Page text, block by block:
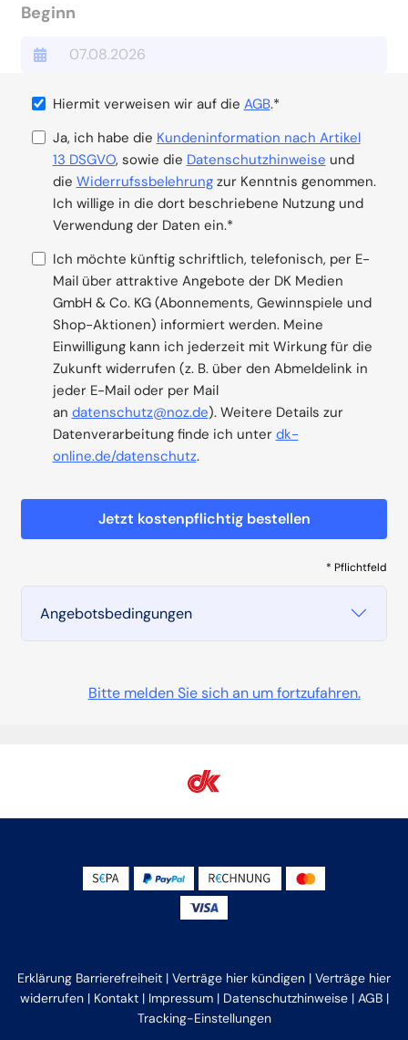
Beginn
Hiermit verweisen wir auf die AGB.*
Ja, ich habe die Kundeninformation nach Artikel
13 DSGVO, sowie die Datenschutzhinweise und
die Widerrufssbelehrungzur Kenntnis genommen.
Ich willige in die dort beschriebene Nutzung und
Verwendung der Daten ein.*
Ich möchte künftig schriftlich, telefonisch, per E-
Mail über attraktive Angebote der DK Medien
GmbH & Co. KG (Abonnements, Gewinnspiele und
Shop-Aktionen) informiert werden. Meine
Einwilligung kann ich jederzeit mit Wirkung für die
Zukunft widerrufen (z. B. über den Abmeldelink in
jeder E-Mail oder per Mail
an datenschutz@noz.de). Weitere Details zur
Datenverarbeitung finde ich unter dk-
online.de/datenschutz.
Jetzt kostenpflichtig bestellen
* Pflichtfeld
Angebotsbedingungen
Bitte melden Sie sich an um fortzufahren.
Erklärung Barrierefreiheit | Verträge hier kündigen | Verträge hier
widerrufen| Kontakt| Impressum| Datenschutzhinweise| AGB|
Tracking-Einstellungen